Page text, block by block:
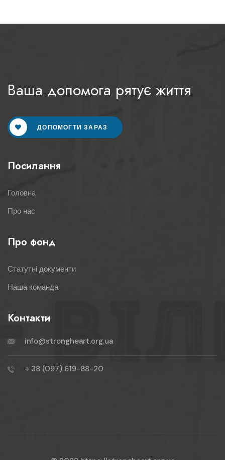
Ваша допомога рятує життя
ДОПОМОГТИ ЗАРАЗ
Посилання
Головна
Про нас
Про фонд
Статутні документи
Наша команда
Контакти
info@strongheart.org.ua
+ 38 (097) 619-88-20